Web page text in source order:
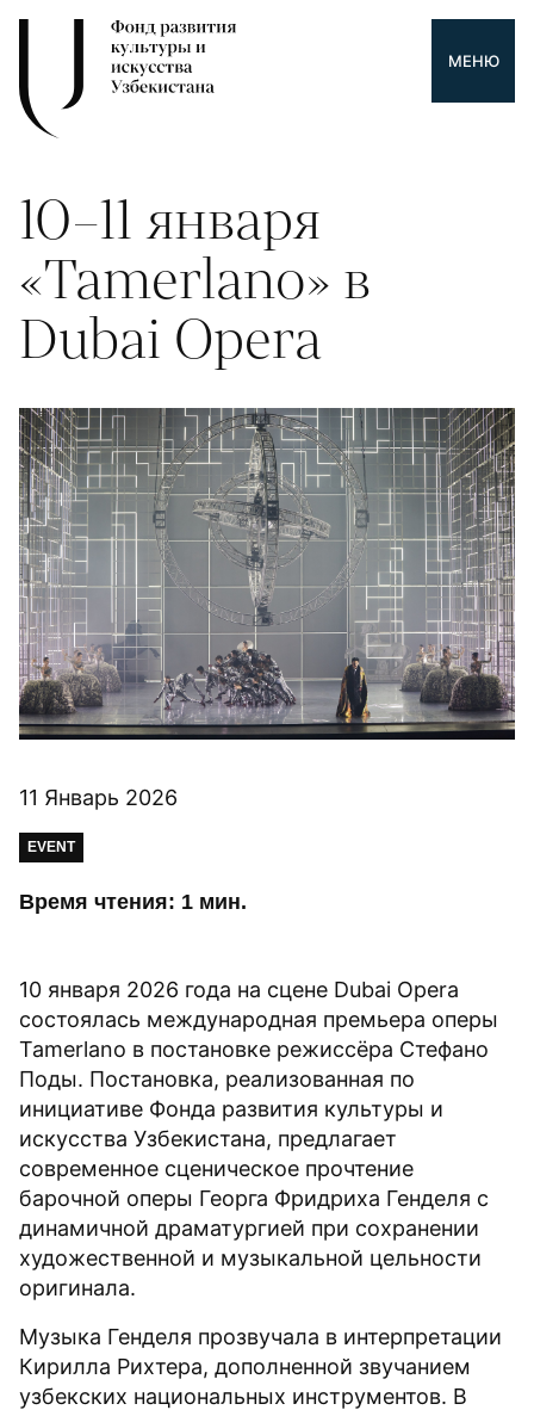
МЕНЮ
10–11 января
«Tamerlano» в
Dubai Opera
11 Январь 2026
EVENT
Время чтения: 1 мин.
10 января 2026 года на сцене Dubai Opera
состоялась международная премьера оперы
Tamerlano в постановке режиссёра Стефано
Поды. Постановка, реализованная по
инициативе Фонда развития культуры и
искусства Узбекистана, предлагает
современное сценическое прочтение
барочной оперы Георга Фридриха Генделя с
динамичной драматургией при сохранении
художественной и музыкальной цельности
оригинала.
Музыка Генделя прозвучала в интерпретации
Кирилла Рихтера, дополненной звучанием
узбекских национальных инструментов. В